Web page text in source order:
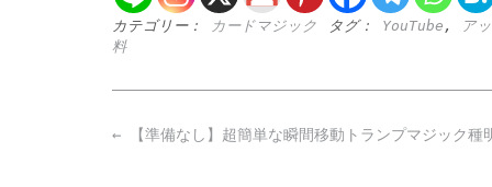
カテゴリー： カードマジック タグ： YouTube ,
ア
料
Post
← 【準備なし】超簡単な瞬間移動トランプマジック種